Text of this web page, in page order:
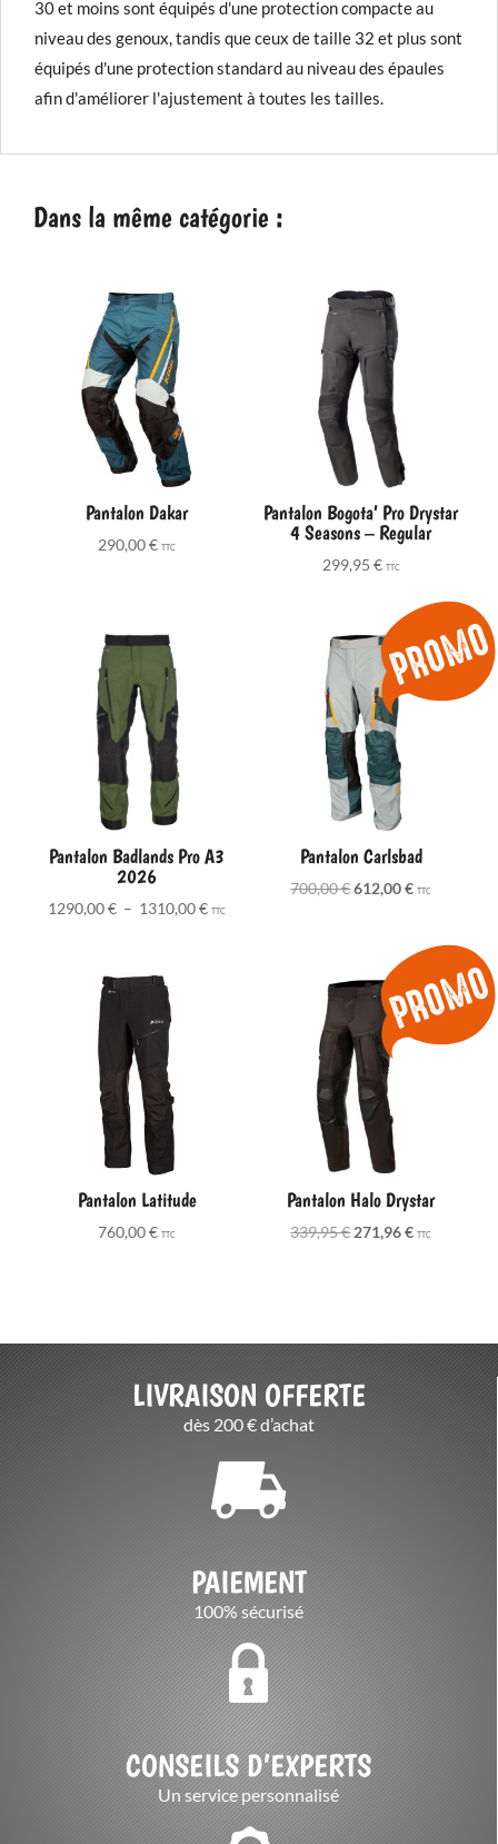
30 et moins sont équipés d'une protection compacte au
niveau des genoux, tandis que ceux de taille 32 et plus sont
équipés d'une protection standard au niveau des épaules
afin d'améliorer l'ajustement à toutes les tailles.
Dans la même catégorie :
Pantalon Dakar
290,00€ TTC
Pantalon Bogota’ Pro Drystar
4 Seasons – Regular
299,95 € TTC
Pantalon Badlands Pro A3
2026
1290,00€ – 1310,00€Plage
TTC
Pantalon Carlsbad
700,00€Le
700,00 €.
612,00€Le
est :
612,00 €.
TTC
Pantalon Latitude
760,00€ TTC
Pantalon Halo Drystar
339,95€ Le
271,96€Le
TTC
LIVRAISON OFFERTE
dès 200 € d’achat
PAIEMENT
100% sécurisé
CONSEILS D’EXPERTS
Un service personnalisé